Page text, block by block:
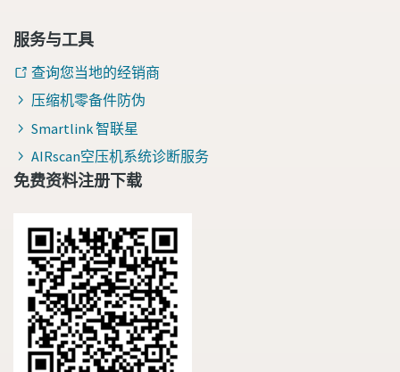
您需要了解的一切关于气力输送流程的信息
了解如何创建效率更高的气力输送流程。
了解详情
服务与工具
查询您当地的经销商
压缩机零备件防伪
Smartlink 智联星
AIRscan空压机系统诊断服务
免费资料注册下载